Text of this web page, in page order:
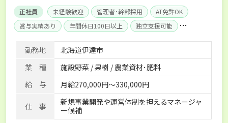
正社員 未経験歓迎 管理者･幹部採用
AT免許OK
賞与実績あり
年間休日100日以上
独立支援可能
産休･育休取得実績あり
社会保険完備
勤務地
北海道伊達市
業 種
施設野菜 / 果樹 / 農業資材･肥料
給 与
月給270,000円～330,000円
仕 事
新規事業開発や運営体制を担えるマネージャ
ー候補